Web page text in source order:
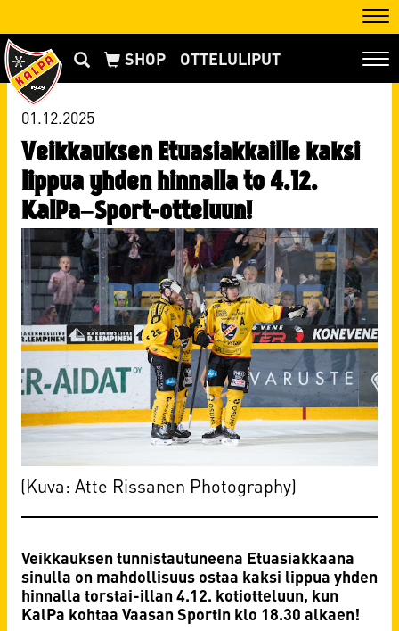
OTTELULIPUT
01.12.2025
Veikkauksen Etuasiakkaille kaksi
lippua yhden hinnalla to 4.12.
KalPa–Sport-otteluun!
(Kuva: Atte Rissanen Photography)
Veikkauksen tunnistautuneena Etuasiakkaana
sinulla on mahdollisuus ostaa kaksi lippua yhden
hinnalla torstai-illan 4.12. kotiotteluun, kun
KalPa kohtaa Vaasan Sportin klo 18.30 alkaen!